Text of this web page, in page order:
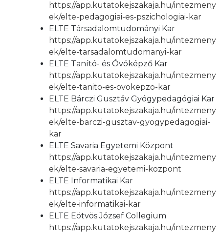
https://app.kutatokejszakaja.hu/intezmeny
ek/elte-pedagogiai-es-pszichologiai-kar
ELTE Társadalomtudományi Kar
https://app.kutatokejszakaja.hu/intezmeny
ek/elte-tarsadalomtudomanyi-kar
ELTE Tanító- és Óvóképző Kar
https://app.kutatokejszakaja.hu/intezmeny
ek/elte-tanito-es-ovokepzo-kar
ELTE Bárczi Gusztáv Gyógypedagógiai Kar
https://app.kutatokejszakaja.hu/intezmeny
ek/elte-barczi-gusztav-gyogypedagogiai-
kar
ELTE Savaria Egyetemi Központ
https://app.kutatokejszakaja.hu/intezmeny
ek/elte-savaria-egyetemi-kozpont
ELTE Informatikai Kar
https://app.kutatokejszakaja.hu/intezmeny
ek/elte-informatikai-kar
ELTE Eötvös József Collegium
https://app.kutatokejszakaja.hu/intezmeny